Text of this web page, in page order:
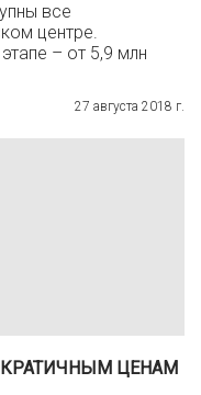
все
центре.
– от 5,9 млн
27 августа 2018 г.
ЦЕНАМ